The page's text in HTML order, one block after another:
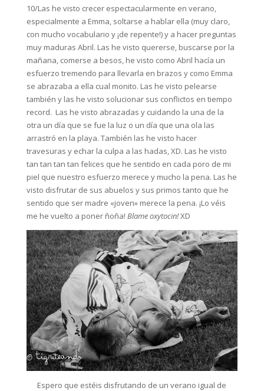
10/Las he visto crecer espectacularmente en verano,
especialmente a Emma, soltarse a hablar ella (muy claro,
con mucho vocabulario y ¡de repente!) y a hacer preguntas
muy maduras Abril. Las he visto quererse, buscarse por la
mañana, comerse a besos, he visto como Abril hacía un
esfuerzo tremendo para llevarla en brazos y como Emma
se abrazaba a ella cual monito. Las he visto pelearse
también y las he visto solucionar sus conflictos en tiempo
record. Las he visto abrazadas y cuidando la una de la
otra un día que se fue la luz o un día que una ola las
arrastró en la playa. También las he visto hacer
travesuras y echar la culpa a las hadas, XD. Las he visto
tan tan tan tan felices que he sentido en cada poro de mi
piel que nuestro esfuerzo merece y mucho la pena. Las he
visto disfrutar de sus abuelos y sus primos tanto que he
sentido que ser madre «joven» merece la pena. ¡Lo véis
me he vuelto a poner ñoña! Blame oxytocin!XD
Espero que estéis disfrutando de un verano igual de